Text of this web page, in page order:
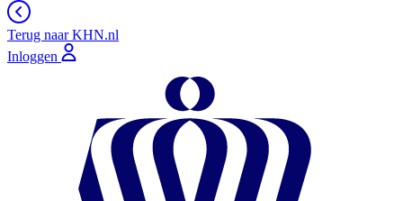
Terug naar KHN.nl
Inloggen